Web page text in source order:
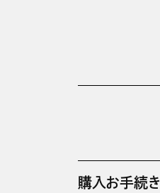
購入お手続き